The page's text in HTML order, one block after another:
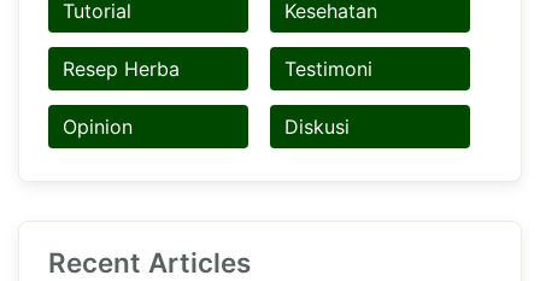
Tutorial Kesehatan
Resep Herba Testimoni
Opinion Diskusi
Recent Articles